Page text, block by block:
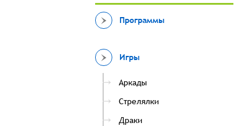
Программы
Игры
Аркады
Стрелялки
Драки